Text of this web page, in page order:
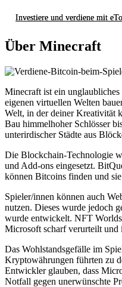
Investiere und verdiene mit
Über Minecraft
Minecraft ist ein
eigenen virtuellen Welten
Welt, in der deiner Kreativität
Bau himmelhoher Schlösser
unterirdischer Städte aus
Die Blockchain-Technologie
und Add-ons eingesetzt.
können Bitcoins finden und
Spieler/innen können auch
nutzen. Dieses wurde jedoch
wurde entwickelt. NFT
Microsoft scharf verurteilt und
Das Wohlstandsgefälle im
Kryptowährungen führten zu
Entwickler glauben, dass
Notfall gegen unerwünschte